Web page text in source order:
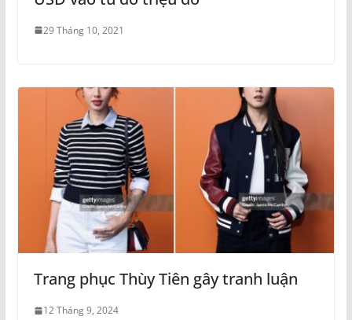
29 Tháng 10, 2021
Trang phục Thùy Tiên gây tranh luận
12 Tháng 9, 2024